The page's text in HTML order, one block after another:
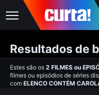
Resultados de
Estes são os 2 FILMES ou
filmes ou episódios de séries
com ELENCO CONTÉM